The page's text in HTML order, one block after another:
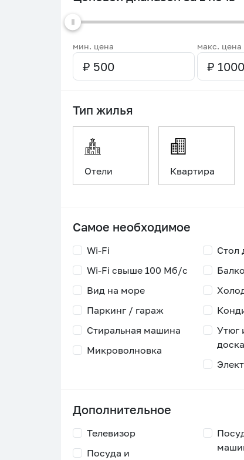
мин. цена макс. цена
Тип жилья
Отели Квартира
Самое необходимое
Wi-Fi
Wi-Fi свыше 100 Мб/с
Стол
Вид на море
Паркинг / гараж
Стиральная машина
Микроволновка
Утюг
доска
Дополнительное
Телевизор
Посуда и